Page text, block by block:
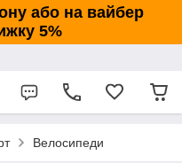
або на вайбер
5%
Велосипеди